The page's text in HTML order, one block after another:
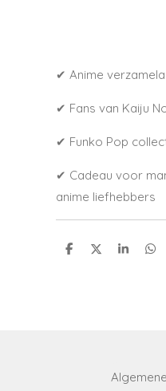
✔ Anime
✔ Fans van Kaiju
✔ Funko Pop
✔ Cadeau voor
anime liefhebbers
S
S
S
S